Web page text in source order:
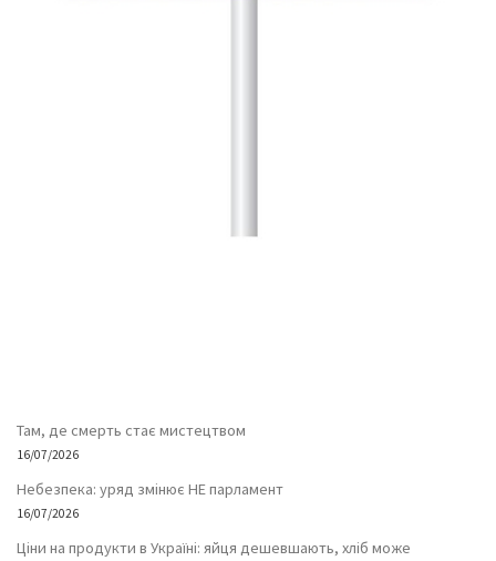
Там, де смерть стає мистецтвом
16/07/2026
Небезпека: уряд змінює НЕ парламент
16/07/2026
Ціни на продукти в Україні: яйця дешевшають, хліб може